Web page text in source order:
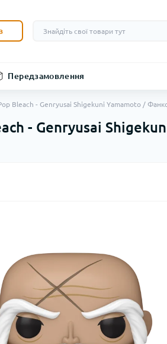
Передзамовлення
Bleach - Genryusai Shigekuni Yamamoto /
- Genryusai